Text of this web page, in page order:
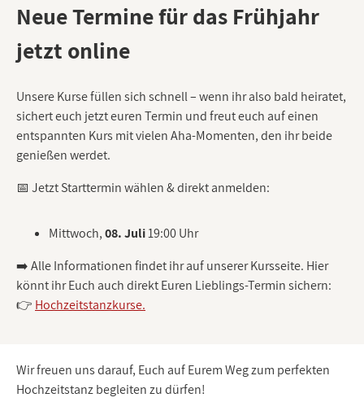
Neue Termine für das Frühjahr
jetzt online
Unsere Kurse füllen sich schnell – wenn ihr also bald heiratet,
sichert euch jetzt euren Termin und freut euch auf einen
entspannten Kurs mit vielen Aha-Momenten, den ihr beide
genießen werdet.
📅 Jetzt Starttermin wählen & direkt anmelden:
Mittwoch,08.Juli19:00 Uhr
➡️ Alle Informationen findet ihr auf unserer Kursseite. Hier
könnt ihr Euch auch direkt Euren Lieblings-Termin sichern:
👉 Hochzeitstanzkurse.
Wir freuen uns darauf, Euch auf Eurem Weg zum perfekten
Hochzeitstanz begleiten zu dürfen!